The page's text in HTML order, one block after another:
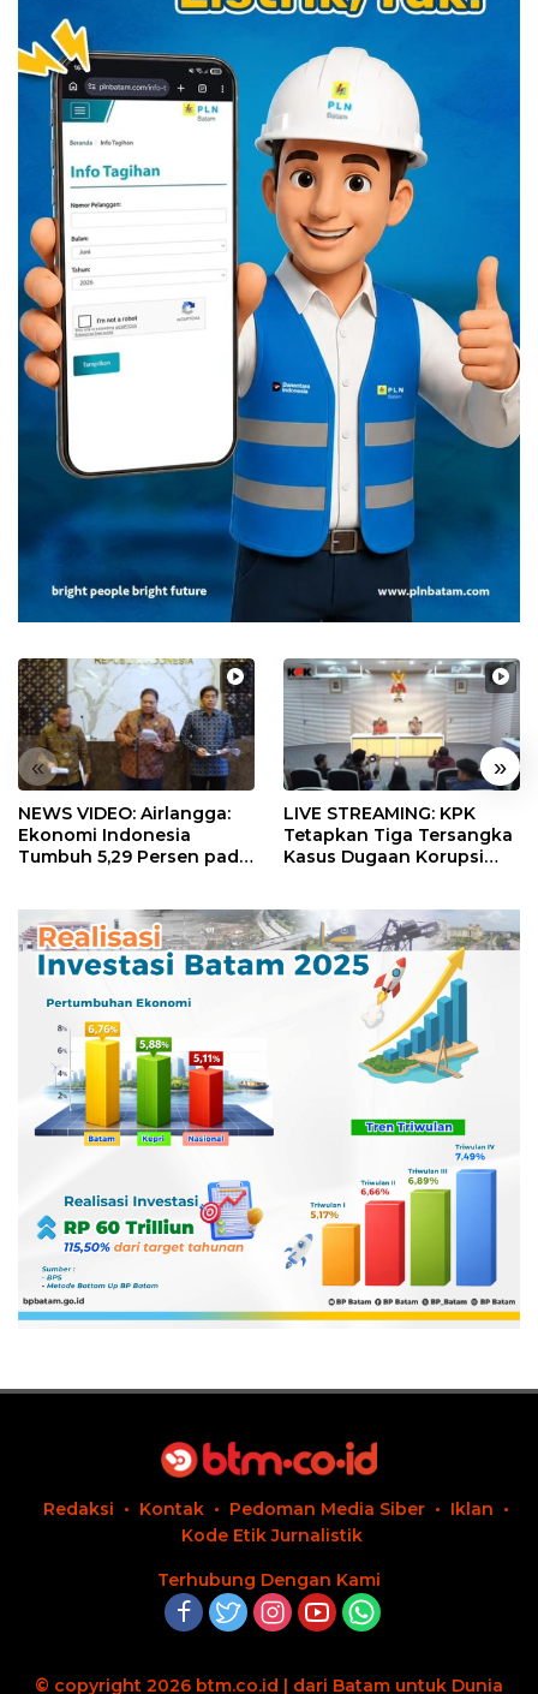
« »
NEWS VIDEO: Airlangga:
Ekonomi Indonesia
Tumbuh 5,29 Persen pada
LIVE STREAMING: KPK
Tetapkan Tiga Tersangka
Kasus Dugaan Korupsi
Redaksi Kontak Pedoman Media Siber
Iklan
Kode Etik Jurnalistik
Terhubung Dengan Kami
© copyright 2026 btm.co.id | dari Batam untuk Dunia